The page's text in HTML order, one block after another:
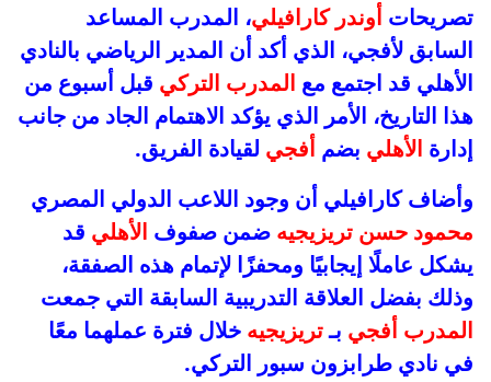
تصريحات أوندر كارافيلي، المدرب المساعد
السابق لأفجي، الذي أكد أن المدير الرياضي بالنادي
الأهلي قد اجتمع مع المدرب التركي قبل أسبوع من
هذا التاريخ، الأمر الذي يؤكد الاهتمام الجاد من جانب
إدارة الأهلي بضم أفجي لقيادة الفريق.
وأضاف كارافيلي أن وجود اللاعب الدولي المصري
محمود حسن تريزيجيه ضمن صفوف الأهلي قد
يشكل عاملًا إيجابيًا ومحفزًا لإتمام هذه الصفقة،
وذلك بفضل العلاقة التدريبية السابقة التي جمعت
المدرب أفجي بـتريزيجيه خلال فترة عملهما معًا
في نادي طرابزون سبور التركي.